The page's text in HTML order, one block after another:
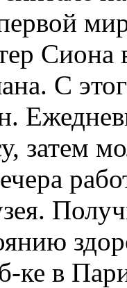
Сиона
С
затем
ке в